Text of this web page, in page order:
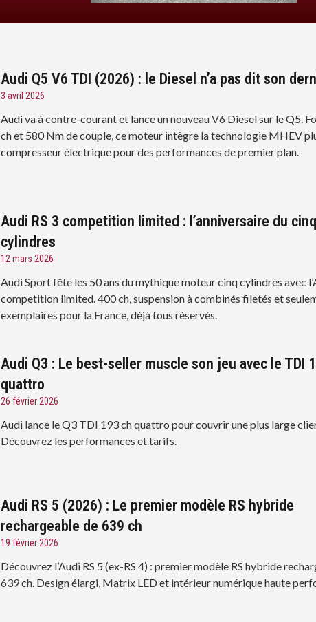
Audi Q5 V6 TDI (2026) : le Diesel n’a pas dit son
3 avril 2026
Audi va à contre-courant et lance un nouveau V6 Diesel sur le Q5.
ch et 580 Nm de couple, ce moteur intègre la technologie MHEV
compresseur électrique pour des performances de premier plan.
Audi RS 3 competition limited : l’anniversaire du cinq
cylindres
12 mars 2026
Audi Sport fête les 50 ans du mythique moteur cinq cylindres avec
competition limited. 400 ch, suspension à combinés filetés et
exemplaires pour la France, déjà tous réservés.
Audi Q3 : Le best-seller muscle son jeu avec le TDI
quattro
26 février 2026
Audi lance le Q3 TDI 193 ch quattro pour couvrir une plus large
Découvrez les performances et tarifs.
Audi RS 5 (2026) : Le premier modèle RS hybride
rechargeable de 639 ch
19 février 2026
Découvrez l’Audi RS 5 (ex-RS 4) : premier modèle RS hybride
639 ch. Design élargi, Matrix LED et intérieur numérique haute